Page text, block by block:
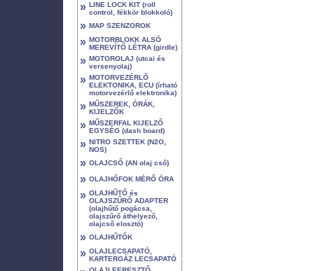
» LINE LOCK KIT (roll
control, fékkör blokkoló)
» MAP SZENZOROK
» MOTORBLOKK ALSÓ
MEREVÍTŐ LÉTRA (girdle)
» MOTOROLAJ (utcai és
versenyolaj)
» MOTORVEZÉRLŐ
ELEKTONIKA, ECU (írható
motorvezérlő elektronika)
» MŰSZEREK, ÓRÁK,
KIJELZŐK
» MŰSZERFAL KIJELZŐ
EGYSÉG (dash board)
» NITRO SZETTEK (N2O,
NOS)
» OLAJCSŐ (AN olaj cső)
» OLAJHŐFOK MÉRŐ ÓRA
» OLAJHŰTŐ és
OLAJSZŰRŐ ADAPTER
(olajhűtő pogácsa,
olajszűrő áthelyező,
olajcső elosztó)
» OLAJHŰTŐK
» OLAJLECSAPATÓ,
KARTERGÁZ LECSAPATÓ